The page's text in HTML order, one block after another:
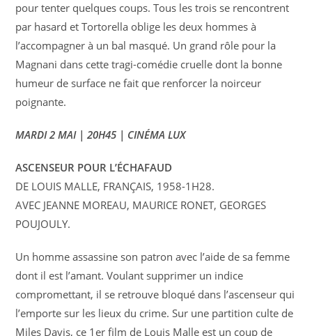
pour tenter quelques coups. Tous les trois se rencontrent
par hasard et Tortorella oblige les deux hommes à
l’accompagner à un bal masqué. Un grand rôle pour la
Magnani dans cette tragi-comédie cruelle dont la bonne
humeur de surface ne fait que renforcer la noirceur
poignante.
MARDI 2 MAI | 20H45 | CINÉMA LUX
ASCENSEUR POUR L’ÉCHAFAUD
DE LOUIS MALLE, FRANÇAIS, 1958-1H28.
AVEC JEANNE MOREAU, MAURICE RONET, GEORGES
POUJOULY.
Un homme assassine son patron avec l’aide de sa femme
dont il est l’amant. Voulant supprimer un indice
compromettant, il se retrouve bloqué dans l’ascenseur qui
l’emporte sur les lieux du crime. Sur une partition culte de
Miles Davis, ce 1er film de Louis Malle est un coup de